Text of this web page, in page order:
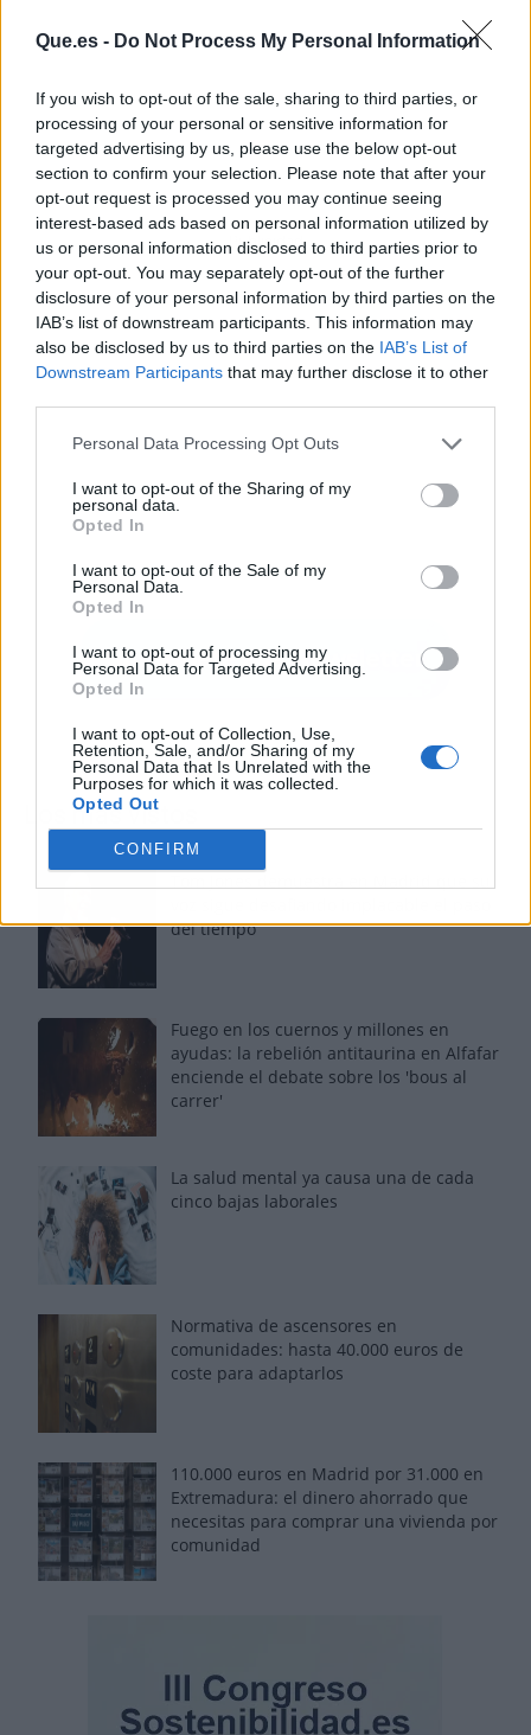
Que.es - Do Not Process My Personal Information
If you wish to opt-out of the sale, sharing to third parties, or
processing of your personal or sensitive information for
targeted advertising by us, please use the below opt-out
section to confirm your selection. Please note that after your
opt-out request is processed you may continue seeing
interest-based ads based on personal information utilized by
us or personal information disclosed to third parties prior to
your opt-out. You may separately opt-out of the further
disclosure of your personal information by third parties on the
IAB’s list of downstream participants. This information may
also be disclosed by us to third parties on the IAB’s List of
Downstream Participants that may further disclose it to other
Personal Data Processing Opt Outs
I want to opt-out of the Sharing of my
personal data.
Opted In
I want to opt-out of the Sale of my
Personal Data.
Opted In
I want to opt-out of processing my
Personal Data for Targeted Advertising.
Opted In
I want to opt-out of Collection, Use,
Retention, Sale, and/or Sharing of my
Personal Data that Is Unrelated with the
Purposes for which it was collected.
Opted Out
CONFIRM
Publicidad
Los más vistos
del tiempo
Fuego en los cuernos y millones en
ayudas: la rebelión antitaurina en Alfafar
enciende el debate sobre los 'bous al
carrer'
La salud mental ya causa una de cada
cinco bajas laborales
Normativa de ascensores en
comunidades: hasta 40.000 euros de
coste para adaptarlos
110.000 euros en Madrid por 31.000 en
Extremadura: el dinero ahorrado que
necesitas para comprar una vivienda por
comunidad